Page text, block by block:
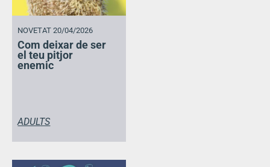
NOVETAT 20/04/2026
Com deixar de ser
el teu pitjor
enemic
ADULTS